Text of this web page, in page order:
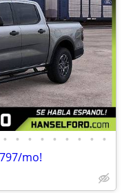
• • • • • • • • •
mo!